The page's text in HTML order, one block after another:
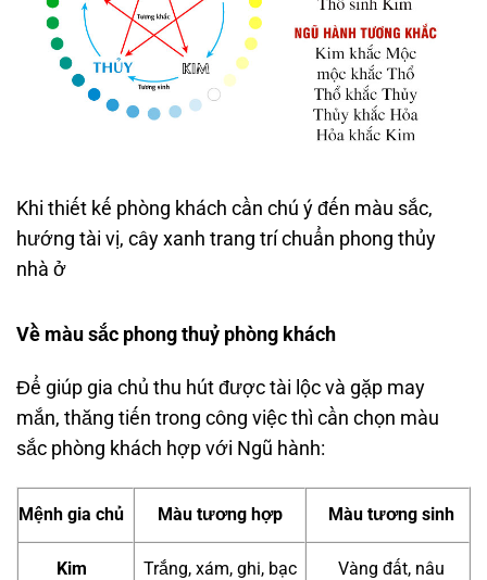
Khi thiết kế phòng khách cần chú ý đến màu sắc,
hướng tài vị, cây xanh trang trí chuẩn phong thủy
nhà ở
Về màu sắc phong thuỷ phòng khách
Để giúp gia chủ thu hút được tài lộc và gặp may
mắn, thăng tiến trong công việc thì cần chọn màu
sắc phòng khách hợp với Ngũ hành:
Mệnh gia chủ Màu tương hợp Màu tương sinh
Kim Trắng, xám, ghi, bạc Vàng đất, nâu